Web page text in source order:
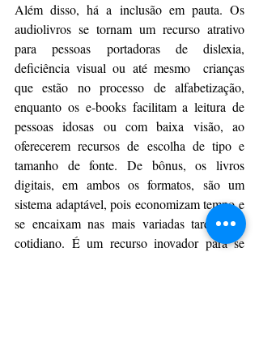
Além disso, há a inclusão em pauta. Os
audiolivros se tornam um recurso atrativo
para pessoas portadoras de dislexia,
deficiência visual ou até mesmo  crianças
que estão no processo de alfabetização,
enquanto os e-books facilitam a leitura de
pessoas idosas ou com baixa visão, ao
oferecerem recursos de escolha de tipo e
tamanho de fonte. De bônus, os livros
digitais, em ambos os formatos, são um
sistema adaptável, pois economizam tempo e
se encaixam nas mais variadas tarefas do
cotidiano. É um recurso inovador para se